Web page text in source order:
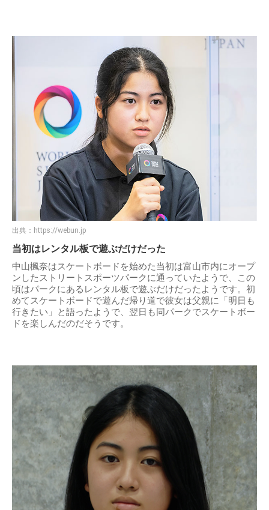
出典： https://webun.jp
当初はレンタル板で遊ぶだけだった
中山楓奈はスケートボードを始めた当初は富山市内にオープ
ンしたストリートスポーツパークに通っていたようで、この
頃はパークにあるレンタル板で遊ぶだけだったようです。初
めてスケートボードで遊んだ帰り道で彼女は父親に「明日も
行きたい」と語ったようで、翌日も同パークでスケートボー
ドを楽しんだのだそうです。